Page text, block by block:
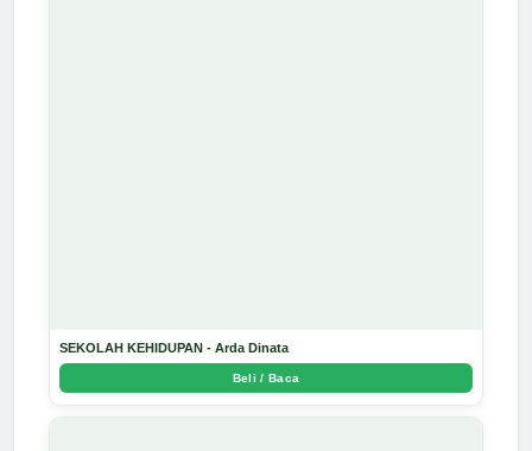
SEKOLAH KEHIDUPAN - Arda Dinata
Beli / Baca